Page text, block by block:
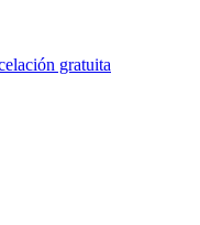
gratuita